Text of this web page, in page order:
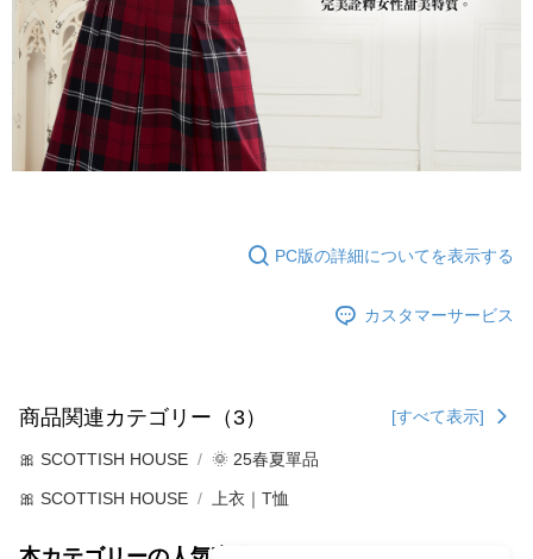
PC版の詳細についてを表示する
カスタマーサービス
商品関連カテゴリー（3） [すべて表示]
🎀 SCOTTISH HOUSE 🌞 25春夏單品
🎀 SCOTTISH HOUSE 上衣｜T恤